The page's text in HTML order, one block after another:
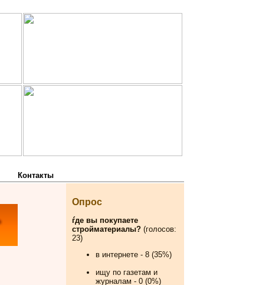
Контакты
Опрос
ѓде вы покупаете
стройматериалы? (голосов:
23)
в интернете - 8 (35%)
ищу по газетам и
журналам - 0 (0%)